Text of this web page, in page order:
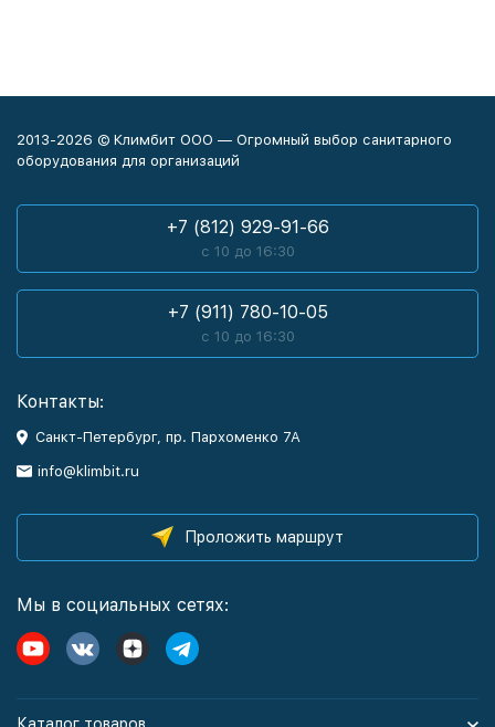
2013-2026 © Климбит ООО — Огромный выбор санитарного
оборудования для организаций
+7 (812) 929-91-66
с 10 до 16:30
+7 (911) 780-10-05
с 10 до 16:30
Контакты:
Санкт-Петербург, пр. Пархоменко 7А
info@klimbit.ru
Проложить маршрут
Мы в социальных сетях: